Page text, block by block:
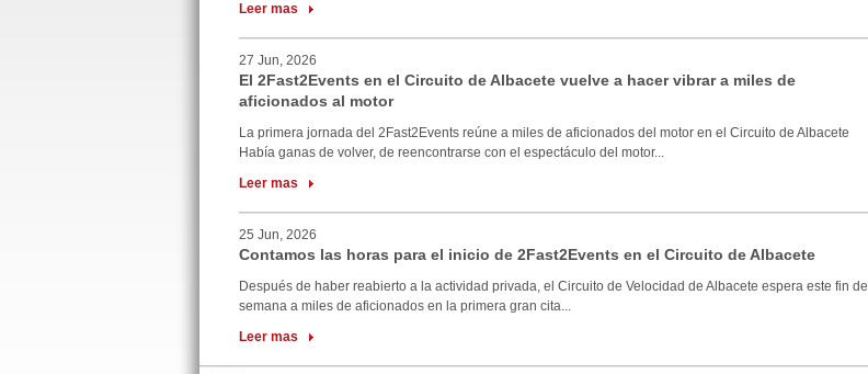
Leer mas
27 Jun, 2026
El 2Fast2Events en el Circuito de Albacete vuelve a hacer vibrar a miles de
aficionados al motor
La primera jornada del 2Fast2Events reúne a miles de aficionados del motor en el Circuito de Albacete
Había ganas de volver, de reencontrarse con el espectáculo del motor...
Leer mas
25 Jun, 2026
Contamos las horas para el inicio de 2Fast2Events en el Circuito de Albacete
Después de haber reabierto a la actividad privada, el Circuito de Velocidad de Albacete espera este fin de
semana a miles de aficionados en la primera gran cita...
Leer mas